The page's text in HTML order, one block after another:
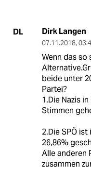
DL Dirk Langen
07.11.2018,
Wenn das so
beide unter
Partei?
1.Die Nazis
Stimmen
2.Die SPÖ
26,86%
Alle anderen
zusammen